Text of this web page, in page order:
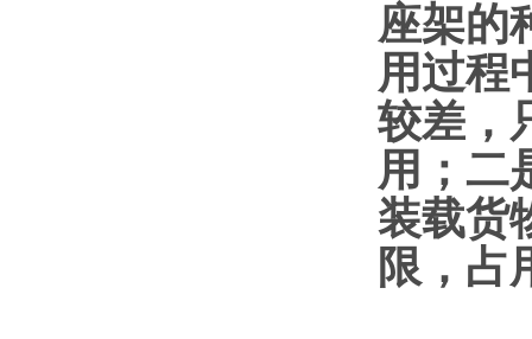
座架的
用过程
较差，
用；二
装载货
限，占